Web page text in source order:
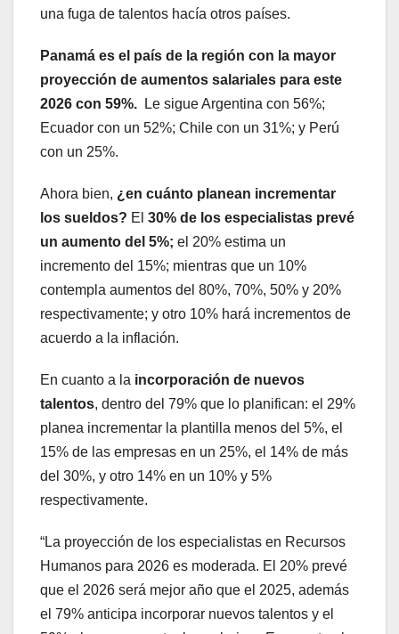
una fuga de talentos hacía otros países.
Panamá es el país de la región con la mayor
proyección de aumentos salariales para este
2026 con 59%.
Le sigue Argentina con 56%;
Ecuador con un 52%; Chile con un 31%; y Perú
con un 25%.
Ahora bien, ¿en cuánto planean incrementar
los sueldos? El 30% de los especialistas prevé
un aumento del 5%; el 20% estima un
incremento del 15%; mientras que un 10%
contempla aumentos del 80%, 70%, 50% y 20%
respectivamente; y otro 10% hará incrementos de
acuerdo a la inflación.
En cuanto a la incorporación de nuevos
talentos, dentro del 79% que lo planifican: el 29%
planea incrementar la plantilla menos del 5%, el
15% de las empresas en un 25%, el 14% de más
del 30%, y otro 14% en un 10% y 5%
respectivamente.
“La proyección de los especialistas en Recursos
Humanos para 2026 es moderada. El 20% prevé
que el 2026 será mejor año que el 2025, además
el 79% anticipa incorporar nuevos talentos y el